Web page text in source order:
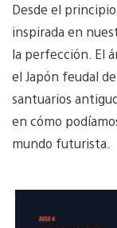
Desde el
inspirada en
la perfección. El
el Japón feudal
santuarios
en cómo
mundo futurista.